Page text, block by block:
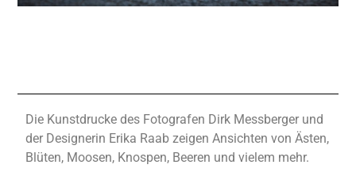
Die Kunstdrucke des Fotografen Dirk Messberger und
der Designerin Erika Raab zeigen Ansichten von Ästen,
Blüten, Moosen, Knospen, Beeren und vielem mehr.